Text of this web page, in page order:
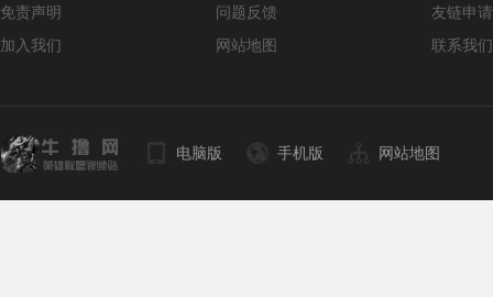
免责声明
加入我们
问题反馈
网站地图
友链申请
联系我们
电脑版 手机版 网站地图